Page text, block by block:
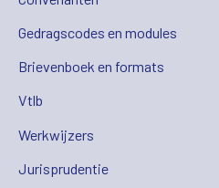
Gedragscodes en modules
Brievenboek en formats
Vtlb
Werkwijzers
Jurisprudentie